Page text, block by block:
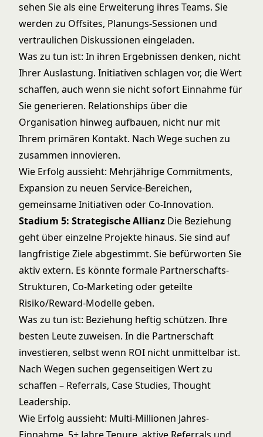
sehen Sie als eine Erweiterung ihres Teams. Sie
werden zu Offsites, Planungs-Sessionen und
vertraulichen Diskussionen eingeladen.
Was zu tun ist: In ihren Ergebnissen denken, nicht
Ihrer Auslastung. Initiativen schlagen vor, die Wert
schaffen, auch wenn sie nicht sofort Einnahme für
Sie generieren. Relationships über die
Organisation hinweg aufbauen, nicht nur mit
Ihrem primären Kontakt. Nach Wege suchen zu
zusammen innovieren.
Wie Erfolg aussieht: Mehrjährige Commitments,
Expansion zu neuen Service-Bereichen,
gemeinsame Initiativen oder Co-Innovation.
Stadium 5: Strategische Allianz Die Beziehung
geht über einzelne Projekte hinaus. Sie sind auf
langfristige Ziele abgestimmt. Sie befürworten Sie
aktiv extern. Es könnte formale Partnerschafts-
Strukturen, Co-Marketing oder geteilte
Risiko/Reward-Modelle geben.
Was zu tun ist: Beziehung heftig schützen. Ihre
besten Leute zuweisen. In die Partnerschaft
investieren, selbst wenn ROI nicht unmittelbar ist.
Nach Wegen suchen gegenseitigen Wert zu
schaffen – Referrals, Case Studies, Thought
Leadership.
Wie Erfolg aussieht: Multi-Millionen Jahres-